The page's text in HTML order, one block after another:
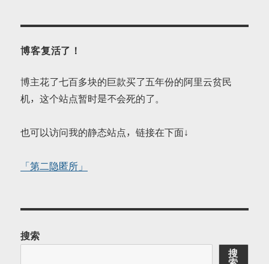
博客复活了！
博主花了七百多块的巨款买了五年份的阿里云贫民
机，这个站点暂时是不会死的了。
也可以访问我的静态站点，链接在下面↓
「第二隐匿所」
搜索
搜